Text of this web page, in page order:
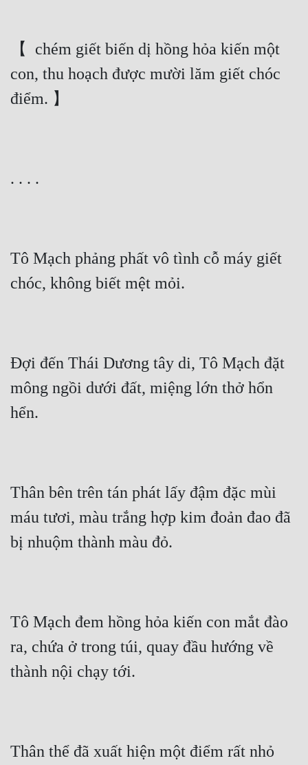
【  chém giết biến dị hồng hỏa kiến một
con, thu hoạch được mười lăm giết chóc
điểm. 】
. . . .
Tô Mạch phảng phất vô tình cỗ máy giết
chóc, không biết mệt mỏi.
Đợi đến Thái Dương tây di, Tô Mạch đặt
mông ngồi dưới đất, miệng lớn thở hổn
hển.
Thân bên trên tán phát lấy đậm đặc mùi
máu tươi, màu trắng hợp kim đoản đao đã
bị nhuộm thành màu đỏ.
Tô Mạch đem hồng hỏa kiến con mắt đào
ra, chứa ở trong túi, quay đầu hướng về
thành nội chạy tới.
Thân thể đã xuất hiện một điểm rất nhỏ